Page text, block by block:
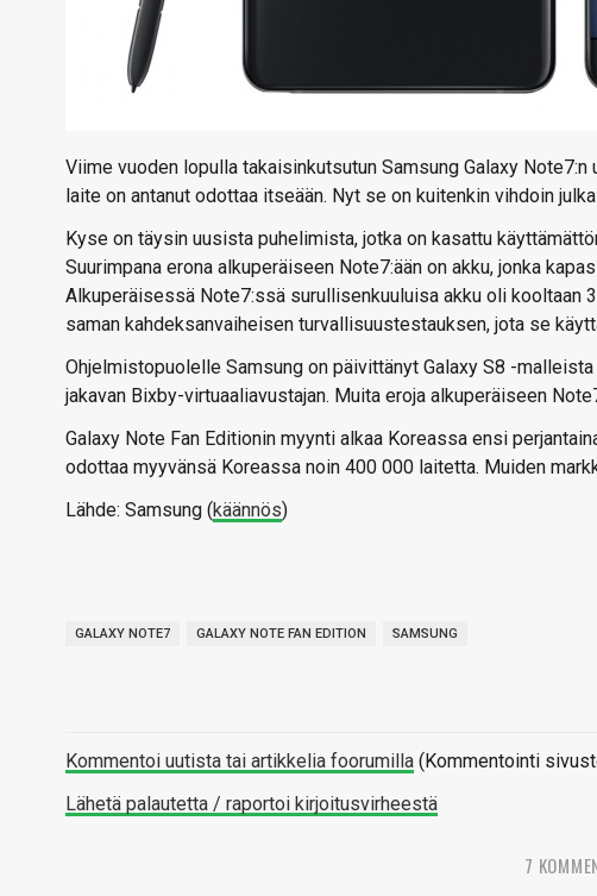
Viime vuoden lopulla takaisinkutsutun Samsung Galaxy
laite on antanut odottaa itseään. Nyt se on kuitenkin vihdoin
Kyse on täysin uusista puhelimista, jotka on kasattu
Suurimpana erona alkuperäiseen Note7:ään on akku, jonka
Alkuperäisessä Note7:ssä surullisenkuuluisa akku oli kooltaan
saman kahdeksanvaiheisen turvallisuustestauksen, jota se
Ohjelmistopuolelle Samsung on päivittänyt Galaxy S8 -
jakavan Bixby-virtuaaliavustajan. Muita eroja alkuperäiseen
Galaxy Note Fan Editionin myynti alkaa Koreassa ensi
odottaa myyvänsä Koreassa noin 400 000 laitetta. Muiden
Lähde: Samsung (käännös)
GALAXY NOTE7 GALAXY NOTE FAN EDITION SAMSUNG
Kommentoi uutista tai artikkelia foorumilla (Kommentointi
Lähetä palautetta / raportoi kirjoitusvirheestä
7